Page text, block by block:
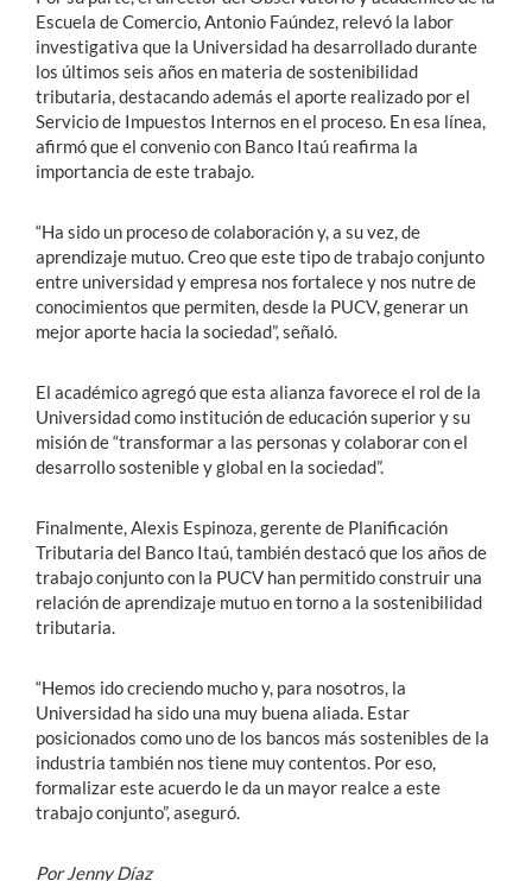
Escuela de Comercio, Antonio Faúndez, relevó la labor
investigativa que la Universidad ha desarrollado durante
los últimos seis años en materia de sostenibilidad
tributaria, destacando además el aporte realizado por el
Servicio de Impuestos Internos en el proceso. En esa línea,
afirmó que el convenio con Banco Itaú reafirma la
importancia de este trabajo.
“Ha sido un proceso de colaboración y, a su vez, de
aprendizaje mutuo. Creo que este tipo de trabajo conjunto
entre universidad y empresa nos fortalece y nos nutre de
conocimientos que permiten, desde la PUCV, generar un
mejor aporte hacia la sociedad”, señaló.
El académico agregó que esta alianza favorece el rol de la
Universidad como institución de educación superior y su
misión de “transformar a las personas y colaborar con el
desarrollo sostenible y global en la sociedad”.
Finalmente, Alexis Espinoza, gerente de Planificación
Tributaria del Banco Itaú, también destacó que los años de
trabajo conjunto con la PUCV han permitido construir una
relación de aprendizaje mutuo en torno a la sostenibilidad
tributaria.
“Hemos ido creciendo mucho y, para nosotros, la
Universidad ha sido una muy buena aliada. Estar
posicionados como uno de los bancos más sostenibles de la
industria también nos tiene muy contentos. Por eso,
formalizar este acuerdo le da un mayor realce a este
trabajo conjunto”, aseguró.
Por Jenny Díaz